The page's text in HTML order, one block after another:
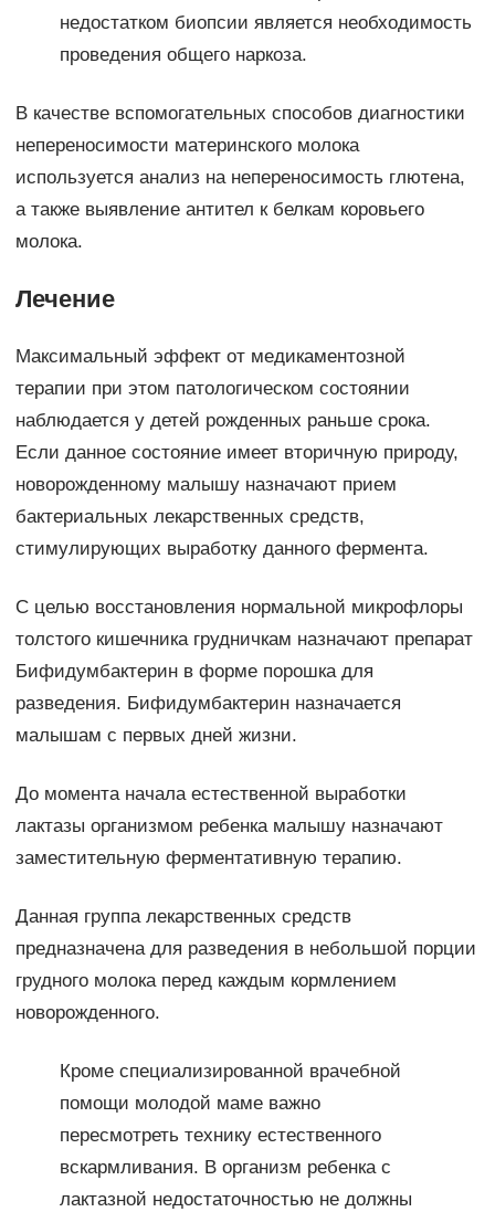
недостатком биопсии является необходимость
проведения общего наркоза.
В качестве вспомогательных способов диагностики
непереносимости материнского молока
используется анализ на непереносимость глютена,
а также выявление антител к белкам коровьего
молока.
Лечение
Максимальный эффект от медикаментозной
терапии при этом патологическом состоянии
наблюдается у детей рожденных раньше срока.
Если данное состояние имеет вторичную природу,
новорожденному малышу назначают прием
бактериальных лекарственных средств,
стимулирующих выработку данного фермента.
С целью восстановления нормальной микрофлоры
толстого кишечника грудничкам назначают препарат
Бифидумбактерин в форме порошка для
разведения. Бифидумбактерин назначается
малышам с первых дней жизни.
До момента начала естественной выработки
лактазы организмом ребенка малышу назначают
заместительную ферментативную терапию.
Данная группа лекарственных средств
предназначена для разведения в небольшой порции
грудного молока перед каждым кормлением
новорожденного.
Кроме специализированной врачебной
помощи молодой маме важно
пересмотреть технику естественного
вскармливания. В организм ребенка с
лактазной недостаточностью не должны